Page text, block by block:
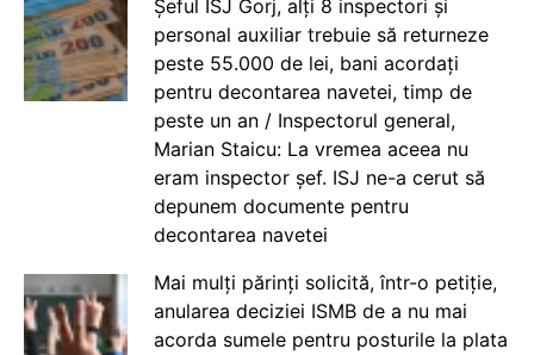
Șeful ISJ Gorj, alți 8 inspectori și
personal auxiliar trebuie să returneze
peste 55.000 de lei, bani acordați
pentru decontarea navetei, timp de
peste un an / Inspectorul general,
Marian Staicu: La vremea aceea nu
eram inspector șef. ISJ ne-a cerut să
depunem documente pentru
decontarea navetei
Mai mulți părinți solicită, într-o petiție,
anularea deciziei ISMB de a nu mai
acorda sumele pentru posturile la plata